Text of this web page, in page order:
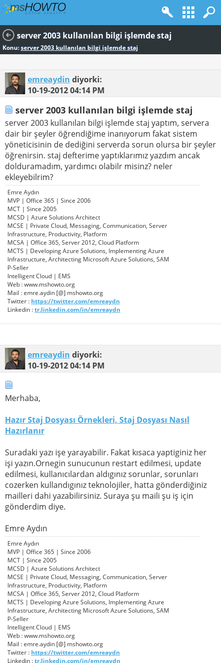
server 2003 kullanılan bilgi işlemde staj
Konu:server 2003 kullanılan bilgi işlemde staj
emreaydin diyorki:
10-19-201204:14 PM
server 2003 kullanılan bilgi işlemde staj
server 2003 kullanılan bilgi işlemde staj yaptım, servera
dair bir şeyler öğrendiğime inanıyorum fakat sistem
yöneticisinin de dediğini serverda sorun olursa bir şeyler
öğrenirsin. staj defterime yaptıklarımız yazdım ancak
dolduramadım, yardımcı olabilr misinz? neler
ekleyebilrim?
Emre Aydın
MVP | Office 365 | Since 2006
MCT | Since 2005
MCSD | Azure Solutions Architect
MCSE | Private Cloud, Messaging, Communication, Server
Infrastructure, Productivity, Platform
MCSA | Office 365, Server 2012, Cloud Platform
MCTS | Developing Azure Solutions, Implementing Azure
Infrastructure, Architecting Microsoft Azure Solutions, SAM
P-Seller
Intelligent Cloud | EMS
Web : www.mshowto.org
Mail : emre.aydin [@] mshowto.org
Twitter : https://twitter.com/emreaydn
Linkedin :tr.linkedin.com/in/emreaydn
emreaydin diyorki:
10-19-201204:14 PM
Merhaba,
Hazır Staj Dosyası Örnekleri, Staj Dosyası Nasıl
Hazırlanır
Suradaki yazı işe yarayabilir. Fakat kısaca yaptiginiz her
işi yazın.Ornegin sunucunun restart edilmesi, update
edilmesi, kullanıcılardan aldıgınız sorunlar, sorunları
cozerken kullandıgınız teknolojiler, hatta gönderdiğiniz
mailleri dahi yazabilirsiniz. Suraya şu maili şu iş için
gönderdim diye.
Emre Aydın
Emre Aydın
MVP | Office 365 | Since 2006
MCT | Since 2005
MCSD | Azure Solutions Architect
MCSE | Private Cloud, Messaging, Communication, Server
Infrastructure, Productivity, Platform
MCSA | Office 365, Server 2012, Cloud Platform
MCTS | Developing Azure Solutions, Implementing Azure
Infrastructure, Architecting Microsoft Azure Solutions, SAM
P-Seller
Intelligent Cloud | EMS
Web : www.mshowto.org
Mail : emre.aydin [@] mshowto.org
Twitter : https://twitter.com/emreaydn
Linkedin :tr.linkedin.com/in/emreaydn